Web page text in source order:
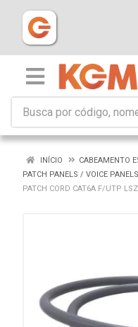
INÍCIO
CABEAMENTO
PATCH PANELS / VOICE
PATCH CORD CAT6A F/UTP